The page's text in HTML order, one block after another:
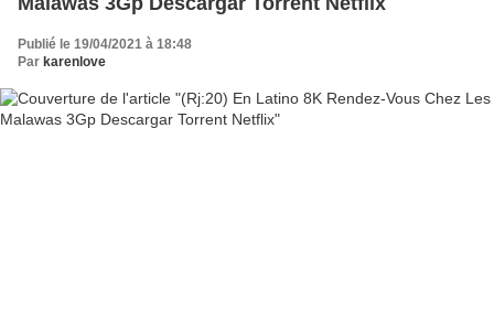
Publié le 19/04/2021 à 18:48
Par karenlove